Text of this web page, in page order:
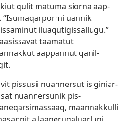
qulit matuma sior­na aap­
uan­nik
iluaqutigis­sal­lugu.”
taamatut
aap­pan­nut qanil­
pis­susii nuan­nersut isiginiar­
nuan­nersunik pis­
maan­nak­kul­li